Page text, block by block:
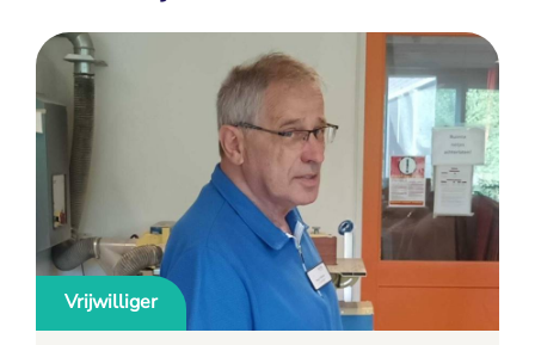
Vrijwilliger